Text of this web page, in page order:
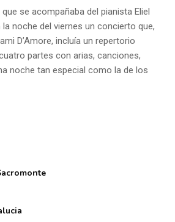
se acompañaba del pianista Eliel
noche del viernes un concierto que,
D’Amore, incluía un repertorio
partes con arias, canciones,
noche tan especial como la de los